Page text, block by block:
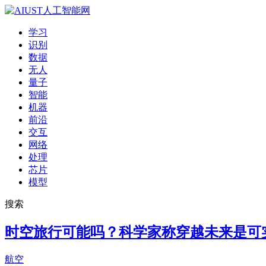
学习
识别
数据
无人
量子
智能
机器
前沿
交互
网络
处理
芯片
模型
搜索
时空旅行可能吗？科学家称穿越未来是可
航空